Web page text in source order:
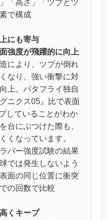
「高さ」「ツブとツ
で構成
にも寄与
強度が飛躍的に向上
により、ツブが倒れ
なり、強い衝撃に対
上。バタフライ独自
ニクス05』比で表面
していることがわか
台にぶつけた際も、
くなっています。
バー強度試験の結果
では発生しないよう
面の同じ位置に衝突
の回数で比較
くキープ